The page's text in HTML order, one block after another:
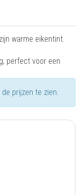
warme eikentint.
perfect voor een
de prijzen te zien.